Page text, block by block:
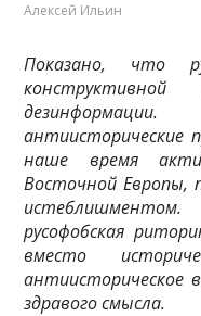
Алексей Ильин
Показано, что
антиисторические
наше время
Восточной Европы,
русофобская
вместо
антиисторическое
здравого смысла.